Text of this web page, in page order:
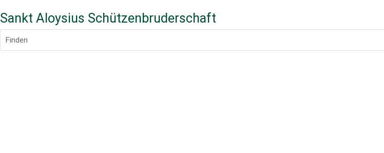
Sankt Aloysius Schützenbruderschaft
Finden